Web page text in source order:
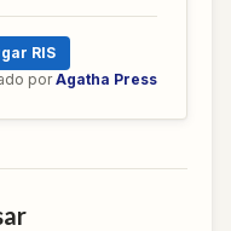
RIS
por Agatha Press